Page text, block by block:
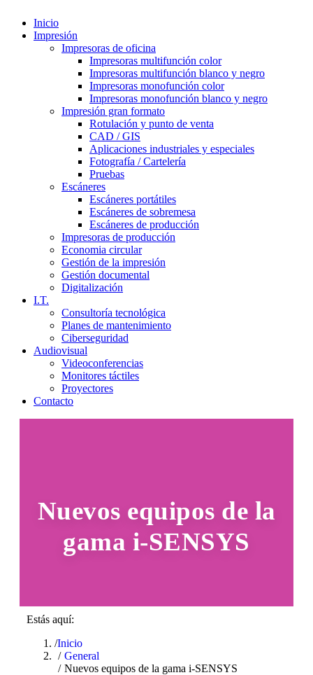
Inicio
Impresión
Impresoras de oficina
Impresoras multifunción color
Impresoras multifunción blanco y negro
Impresoras monofunción color
Impresoras monofunción blanco y negro
Impresión gran formato
Rotulación y punto de venta
CAD / GIS
Aplicaciones industriales y especiales
Fotografía / Cartelería
Pruebas
Escáneres
Escáneres portátiles
Escáneres de sobremesa
Escáneres de producción
Impresoras de producción
Economia circular
Gestión de la impresión
Gestión documental
Digitalización
I.T.
Consultoría tecnológica
Planes de mantenimiento
Ciberseguridad
Audiovisual
Videoconferencias
Monitores táctiles
Proyectores
Contacto
Nuevos equipos de la
gama i-SENSYS
Estás aquí:
Inicio
General
Nuevos equipos de la gama i-SENSYS